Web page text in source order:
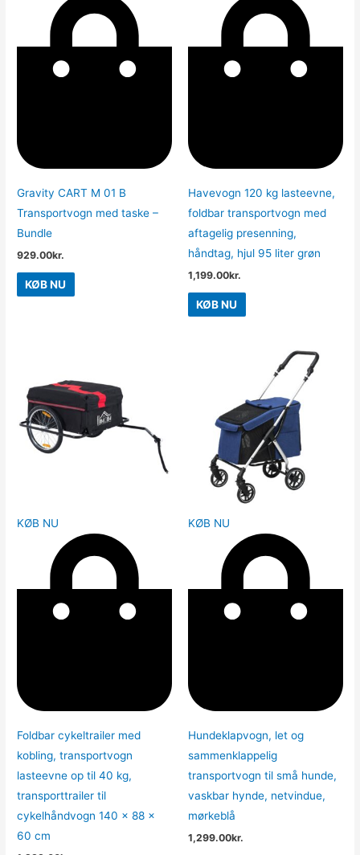
Gravity CART M 01 B
Transportvogn med taske –
Bundle
929.00kr.
KØB NU
Havevogn 120 kg lasteevne,
foldbar transportvogn med
aftagelig presenning,
håndtag, hjul 95 liter grøn
1,199.00kr.
KØB NU
KØB NU
Foldbar cykeltrailer med
kobling, transportvogn
lasteevne op til 40 kg,
transporttrailer til
cykelhåndvogn 140 x 88 x
60 cm
KØB NU
Hundeklapvogn, let og
sammenklappelig
transportvogn til små hunde,
vaskbar hynde, netvindue,
mørkeblå
1,299.00kr.